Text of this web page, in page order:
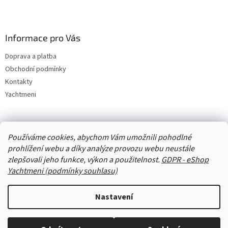
Používáme cookies, abychom Vám umožnili pohodlné
prohlížení webu a díky analýze provozu webu neustále
zlepšovali jeho funkce, výkon a použitelnost. GDPR - eShop
Yachtmeni (podmínky souhlasu)
Nastavení
Informace pro Vás
Doprava a platba
Obchodní podmínky
Kontakty
Yachtmeni
Zboží.cz Heureka.cz Yachtmeni ComGate Payments, a.s.
Vytvořil Shoptet